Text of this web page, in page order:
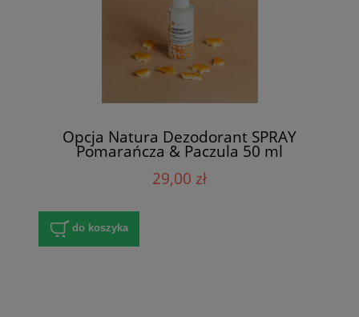
Opcja Natura Dezodorant SPRAY
Pomarańcza & Paczula 50 ml
29,00 zł
do koszyka